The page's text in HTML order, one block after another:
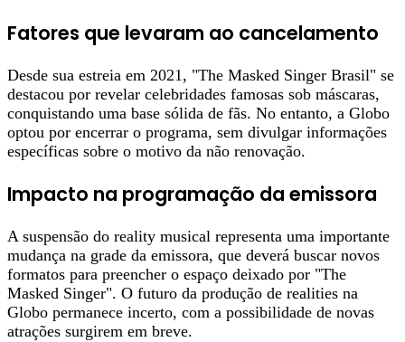
Fatores que levaram ao cancelamento
Desde sua estreia em 2021, "The Masked Singer Brasil" se
destacou por revelar celebridades famosas sob máscaras,
conquistando uma base sólida de fãs. No entanto, a Globo
optou por encerrar o programa, sem divulgar informações
específicas sobre o motivo da não renovação.
Impacto na programação da emissora
A suspensão do reality musical representa uma importante
mudança na grade da emissora, que deverá buscar novos
formatos para preencher o espaço deixado por "The
Masked Singer". O futuro da produção de realities na
Globo permanece incerto, com a possibilidade de novas
atrações surgirem em breve.